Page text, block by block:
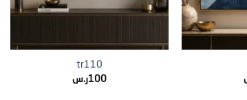
+
tr110
100ر.س